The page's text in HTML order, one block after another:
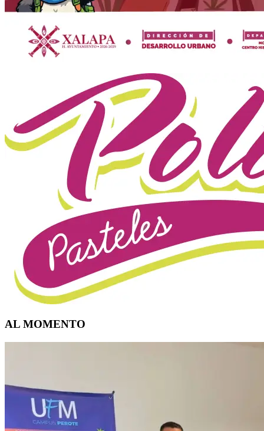
AL MOMENTO